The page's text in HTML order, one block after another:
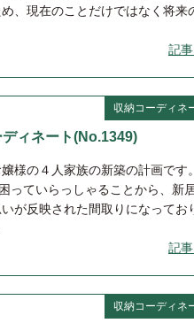
、現在のことだけではなく将来
記
収納コーディネ
ィネート(No.1349)
様の４人家族の新築の計画です
っていらっしゃることから、新
が反映された間取りになってお
記
収納コーディネ